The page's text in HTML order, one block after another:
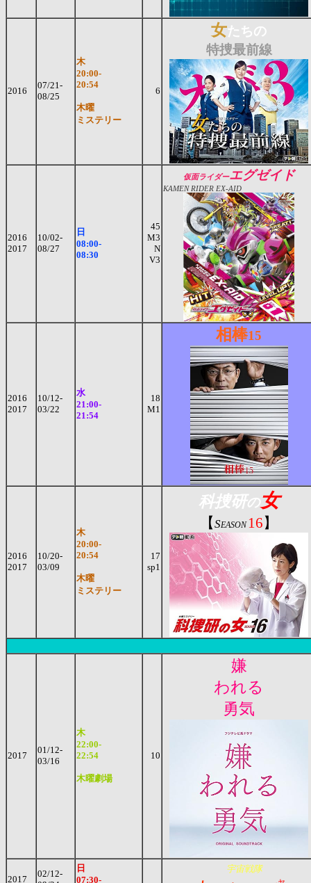
2016
07/21-
08/25
木
20:00-
20:54
木曜
ミステリー
6
女たちの
特捜最前線
2016
2017
10/02-
08/27
日
08:00-
08:30
45
M3
N
V3
仮面ライダーエグゼイド
KAMEN RIDER EX-AID
2016
2017
10/12-
03/22
水
21:00-
21:54
18
M1
相棒15
2016
2017
10/20-
03/09
木
20:00-
20:54
木曜
ミステリー
17
sp1
科捜研の女
【 SEASON 16 】
2017
01/12-
03/16
木
22:00-
22:54
木曜劇場
10
嫌
われる
勇気
2017
02/12-
日
07:30-
宇宙戦隊